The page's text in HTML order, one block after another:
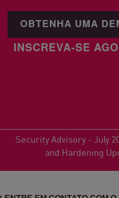
OBTENHA UMA
INSCREVA-SE
Security Advisory - July
and Hardening